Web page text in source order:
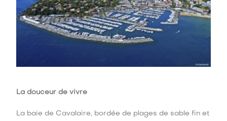
La douceur de vivre
La baie de Cavalaire, bordée de plages de sable fin et